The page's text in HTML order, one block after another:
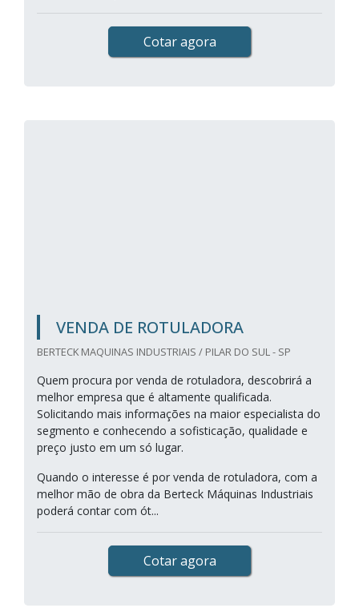
Cotar agora
VENDA DE ROTULADORA
BERTECK MAQUINAS INDUSTRIAIS / PILAR DO SUL - SP
Quem procura por venda de rotuladora, descobrirá a
melhor empresa que é altamente qualificada.
Solicitando mais informações na maior especialista do
segmento e conhecendo a sofisticação, qualidade e
preço justo em um só lugar.
Quando o interesse é por venda de rotuladora, com a
melhor mão de obra da Berteck Máquinas Industriais
poderá contar com ót...
Cotar agora